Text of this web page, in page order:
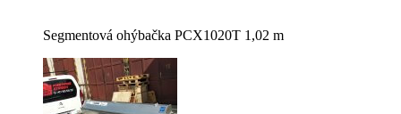
Segmentová ohýbačka PCX1020T 1,02 m